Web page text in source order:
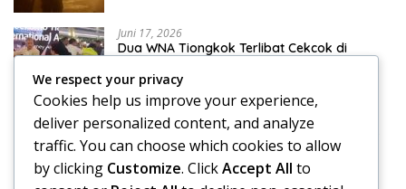
Juni 17, 2026
Dua WNA Tiongkok Terlibat Cekcok di
Juni 17, 2026
Klinik Skoliosis Jakarta: Pilihan Terapi untuk
Menangani Kelengkungan Tulang Belakang
We respect your privacy
Cookies help us improve your experience,
deliver personalized content, and analyze
traffic. You can choose which cookies to allow
by clicking Customize. ClickAccept All to